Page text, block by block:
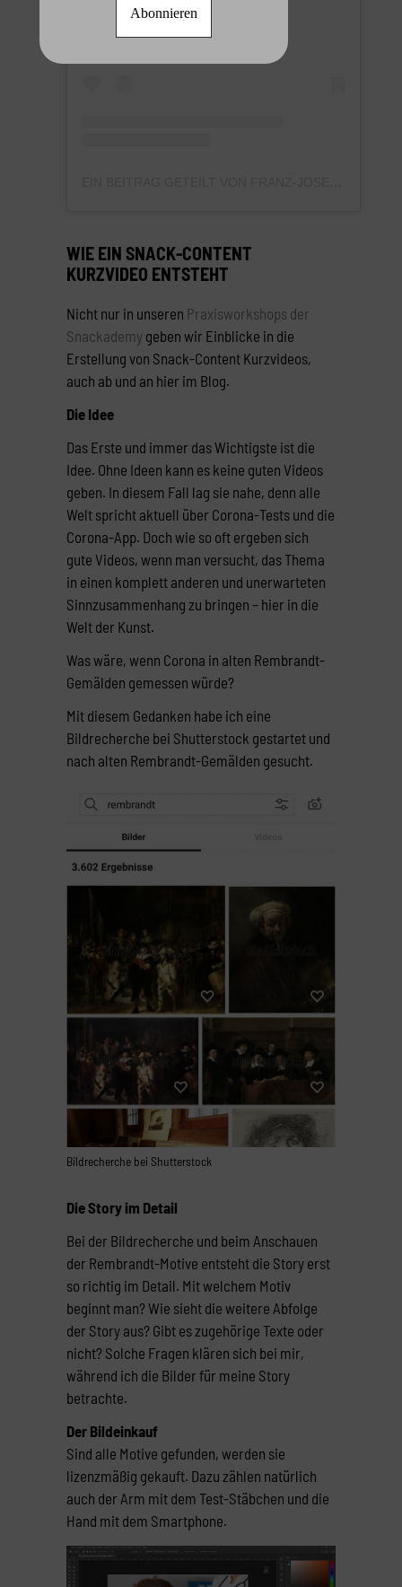
WIE EIN SNACK-CONTENT
KURZVIDEO ENTSTEHT
Nicht nur in unseren Praxisworkshops der
Snackademy geben wir Einblicke in die
Erstellung von Snack-Content Kurzvideos,
auch ab und an hier im Blog.
Die Idee
Das Erste und immer das Wichtigste ist die
Idee. Ohne Ideen kann es keine guten Videos
geben. In diesem Fall lag sie nahe, denn alle
Welt spricht aktuell über Corona-Tests und die
Corona-App. Doch wie so oft ergeben sich
gute Videos, wenn man versucht, das Thema
in einen komplett anderen und unerwarteten
Sinnzusammenhang zu bringen – hier in die
Welt der Kunst.
Was wäre, wenn Corona in alten Rembrandt-
Gemälden gemessen würde?
Mit diesem Gedanken habe ich eine
Bildrecherche bei Shutterstock gestartet und
nach alten Rembrandt-Gemälden gesucht.
Bildrecherche bei Shutterstock
Die Story im Detail
Bei der Bildrecherche und beim Anschauen
der Rembrandt-Motive entsteht die Story erst
so richtig im Detail. Mit welchem Motiv
beginnt man? Wie sieht die weitere Abfolge
der Story aus? Gibt es zugehörige Texte oder
nicht? Solche Fragen klären sich bei mir,
während ich die Bilder für meine Story
betrachte.
Der Bildeinkauf
Sind alle Motive gefunden, werden sie
lizenzmäßig gekauft. Dazu zählen natürlich
auch der Arm mit dem Test-Stäbchen und die
Hand mit dem Smartphone.